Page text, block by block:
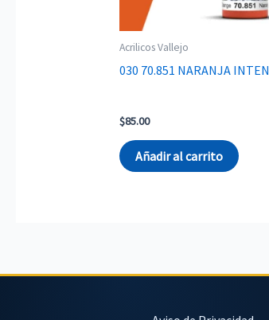
Acrilicos Vallejo
030 70.851 NARANJA
$85.00
Añadir al carrito